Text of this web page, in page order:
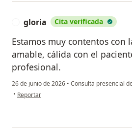
gloria Cita verificada
Estamos muy contentos con
amable, cálida con el
profesional.
26 de junio de 2026 • Consulta presencial
• en opinión del usuario gloria
Reportar